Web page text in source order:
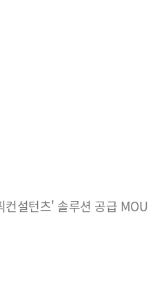
설턴츠' 솔루션 공급 MOU